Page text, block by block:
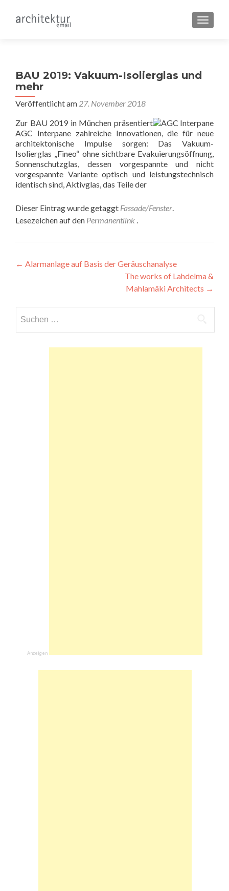
BAU 2019: Vakuum-Isolierglas und
mehr
Veröffentlicht am 27. November 2018
Zur BAU 2019 in München präsentiert
AGC Interpane zahlreiche Innovationen, die für neue
architektonische Impulse sorgen: Das Vakuum-
Isolierglas „Fineo“ ohne sichtbare Evakuierungsöffnung,
Sonnenschutzglas, dessen vorgespannte und nicht
vorgespannte Variante optisch und leistungstechnisch
identisch sind, Aktivglas, das Teile der
Dieser Eintrag wurde getaggt Fassade/Fenster.
Lesezeichen auf den Permanentlink .
Beitragsnavigation
← Alarmanlage auf Basis der Geräuschanalyse
The works of Lahdelma &
Mahlamäki Architects →
nach:
Anzeigen